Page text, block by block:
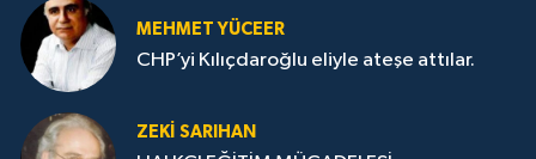
MEHMET YÜCEER
CHP’yi Kılıçdaroğlu eliyle ateşe attılar.
ZEKI SARIHAN